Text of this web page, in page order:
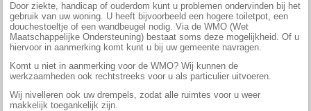
Door ziekte, handicap of ouderdom kunt u problemen ondervinden bij het
gebruik van uw woning. U heeft bijvoorbeeld een hogere toiletpot, een
douchestoeltje of een wandbeugel nodig. Via de WMO (Wet
Maatschappelijke Ondersteuning) bestaat soms deze mogelijkheid. Of u
hiervoor in aanmerking komt kunt u bij uw gemeente navragen.
Komt u niet in aanmerking voor de WMO? Wij kunnen de
werkzaamheden ook rechtstreeks voor u als particulier uitvoeren.
Wij nivelleren ook uw drempels, zodat alle ruimtes voor u weer
makkelijk toegankelijk zijn.